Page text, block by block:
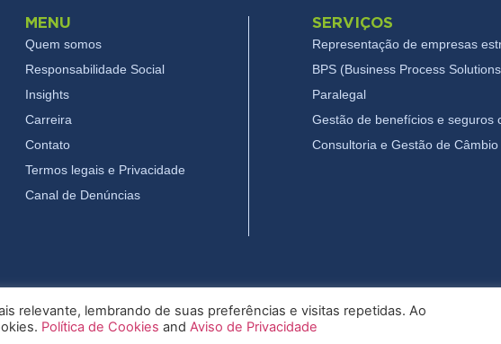
MENU
Quem somos
Responsabilidade Social
Insights
Carreira
Contato
Termos legais e Privacidade
Canal de Denúncias
SERVIÇOS
Representação de empresas
BPS (Business Process
Paralegal
Gestão de benefícios e seguros
Consultoria e Gestão de Câmbio
Pryor - Todos os direitos reservados Termos legais e Privacidade
relevante, lembrando de suas preferências e visitas repetidas. Ao
Política de Cookies and Aviso de Privacidade